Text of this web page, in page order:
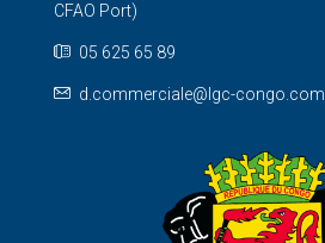
CFAO Port)
05 625 65 89
d.commerciale@lgc-congo.com